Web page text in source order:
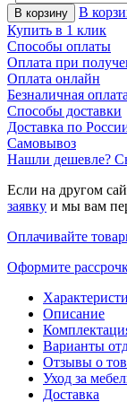
В корзину
В
Купить в 1 клик
Способы оплаты
Оплата при
Оплата онлайн
Безналичная оплата
Способы доставки
Доставка по
Самовывоз
Нашли дешевле?
Если на другом
заявку и мы вам
Оплачивайте
Оформите
Описание
Варианты
Отзывы о
Уход за
Доставка